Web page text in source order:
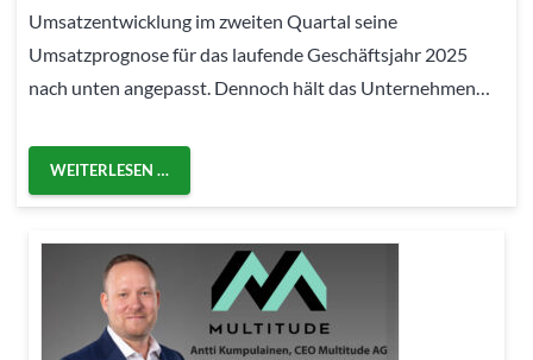
Umsatzentwicklung im zweiten Quartal seine
Umsatzprognose für das laufende Geschäftsjahr 2025
nach unten angepasst. Dennoch hält das Unternehmen…
WEITERLESEN …